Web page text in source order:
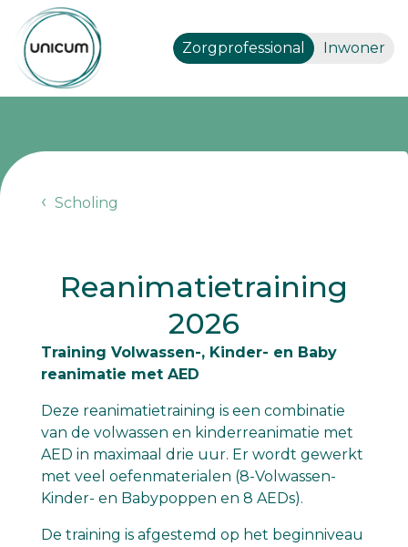
Zorgprofessional Inwoner
Scholing
Reanimatietraining
2026
Training Volwassen-, Kinder- en Baby
reanimatie met AED
Deze reanimatietraining is een combinatie
van de volwassen en kinderreanimatie met
AED in maximaal drie uur. Er wordt gewerkt
met veel oefenmaterialen (8-Volwassen-
Kinder- en Babypoppen en 8 AEDs).
De training is afgestemd op het beginniveau